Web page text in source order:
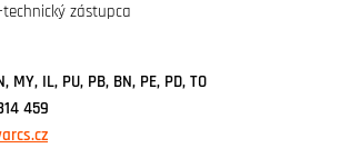
technický zástupca
MY, IL, PU, PB, BN, PE, PD, TO
459